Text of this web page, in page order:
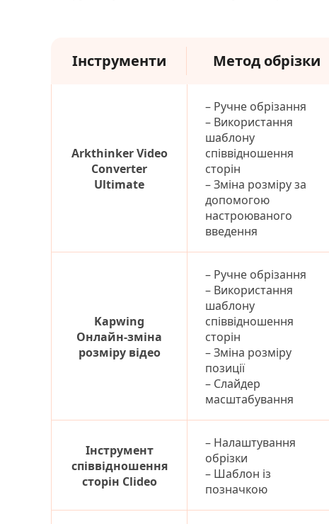
Інструменти Метод обрізки
Arkthinker Video
Converter
Ultimate
– Ручне обрізання
– Використання
шаблону
співвідношення
сторін
– Зміна розміру за
допомогою
настроюваного
введення
Kapwing
Онлайн-зміна
розміру відео
– Ручне обрізання
– Використання
шаблону
співвідношення
сторін
– Зміна розміру
позиції
– Слайдер
масштабування
Інструмент
співвідношення
сторін Clideo
– Налаштування
обрізки
– Шаблон із
позначкою